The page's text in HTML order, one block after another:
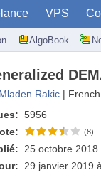
VPS
AlgoBook
Mladen Rakic | French
5956
(8)
25 octobre 2018
29 janvier 2019